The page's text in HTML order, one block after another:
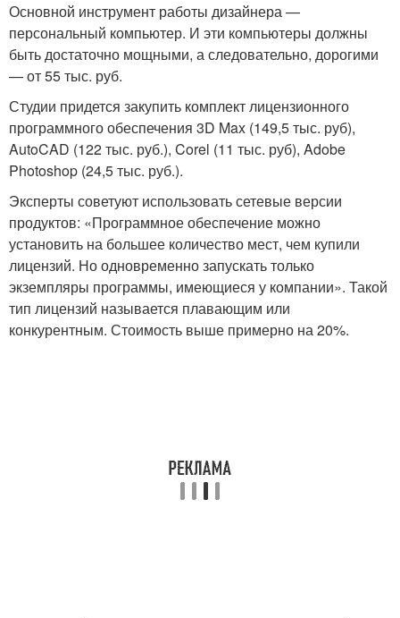
Основной инструмент работы дизайнера —
персональный компьютер. И эти компьютеры должны
быть достаточно мощными, а следовательно, дорогими
— от 55 тыс. руб.
Студии придется закупить комплект лицензионного
программного обеспечения 3D Max (149,5 тыс. руб),
AutoCAD (122 тыс. руб.), Corel (11 тыс. руб), Adobe
Photoshop (24,5 тыс. руб.).
Эксперты советуют использовать сетевые версии
продуктов: «Программное обеспечение можно
установить на большее количество мест, чем купили
лицензий. Но одновременно запускать только
экземпляры программы, имеющиеся у компании». Такой
тип лицензий называется плавающим или
конкурентным. Стоимость выше примерно на 20%.